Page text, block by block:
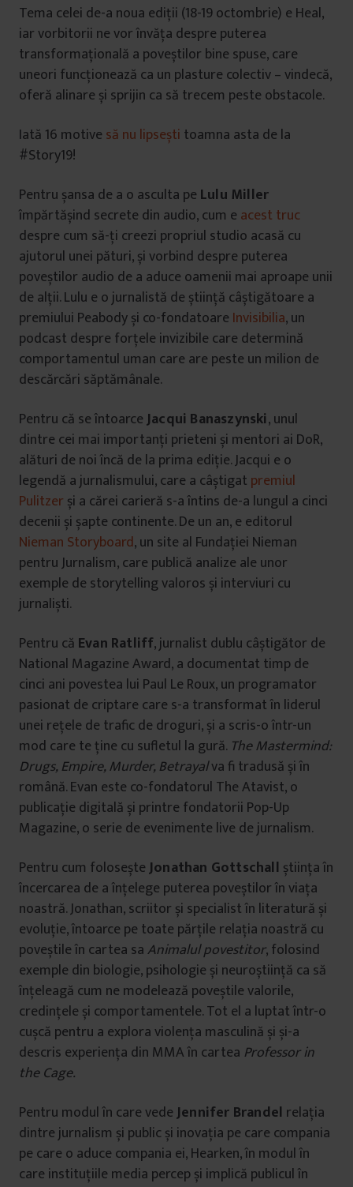
Tema celei de-a noua ediții (18-19 octombrie) e Heal,
iar vorbitorii ne vor învăța despre puterea
transformațională a poveștilor bine spuse, care
uneori funcționează ca un plasture colectiv – vindecă,
oferă alinare și sprijin ca să trecem peste obstacole.
Iată 16 motive să nu lipsești toamna asta de la
#Story19!
Pentru șansa de a o asculta pe Lulu Miller
împărtășind secrete din audio, cum e acest truc
despre cum să-ți creezi propriul studio acasă cu
ajutorul unei pături, și vorbind despre puterea
poveștilor audio de a aduce oamenii mai aproape unii
de alții. Lulu e o jurnalistă de știință câștigătoare a
premiului Peabody și co-fondatoare Invisibilia, un
podcast despre forțele invizibile care determină
comportamentul uman care are peste un milion de
descărcări săptămânale.
Pentru că se întoarceJacqui Banaszynski, unul
dintre cei mai importanți prieteni și mentori ai DoR,
alături de noi încă de la prima ediție. Jacqui e o
legendă a jurnalismului, care a câștigat premiul
Pulitzer și a cărei carieră s-a întins de-a lungul a cinci
decenii și șapte continente. De un an, e editorul
Nieman Storyboard, un site al Fundației Nieman
pentru Jurnalism, care publică analize ale unor
exemple de storytelling valoros și interviuri cu
jurnaliști.
Pentru că Evan Ratliff, jurnalist dublu câștigător de
National Magazine Award, a documentat timp de
cinci ani povestea lui Paul Le Roux, un programator
pasionat de criptare care s-a transformat în liderul
unei rețele de trafic de droguri, și a scris-o într-un
mod care te ține cu sufletul la gură. The Mastermind:
Drugs, Empire, Murder, Betrayalva fi tradusă și în
română. Evan este co-fondatorul The Atavist, o
publicație digitală și printre fondatorii Pop-Up
Magazine, o serie de evenimente live de jurnalism.
Pentru cum foloseșteJonathan Gottschall știința în
încercarea de a înțelege puterea poveștilor în viața
noastră. Jonathan, scriitor și specialist în literatură și
evoluție, întoarce pe toate părțile relația noastră cu
poveștile în cartea saAnimalul povestitor, folosind
exemple din biologie, psihologie și neuroștiință ca să
înțeleagă cum ne modelează poveștile valorile,
credințele și comportamentele. Tot el a luptat într-o
cușcă pentru a explora violența masculină și și-a
descris experiența din MMA în cartea Professor in
the Cage.
Pentru modul în care vedeJennifer Brandel relația
dintre jurnalism și public și inovația pe care compania
pe care o aduce compania ei, Hearken, în modul în
care instituțiile media percep și implică publicul în